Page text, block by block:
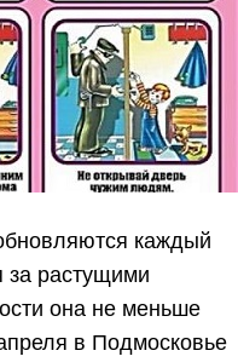
каждый
за растущими
она не меньше
в Подмосковье